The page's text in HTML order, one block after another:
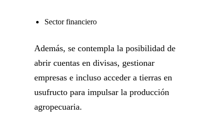
Sector financiero
Además, se contempla la posibilidad de
abrir cuentas en divisas, gestionar
empresas e incluso acceder a tierras en
usufructo para impulsar la producción
agropecuaria.